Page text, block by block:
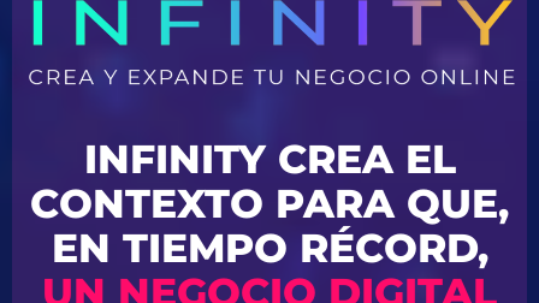
INFINITY CREA EL
CONTEXTO PARA QUE,
EN TIEMPO RÉCORD,
UN NEGOCIO DIGITAL